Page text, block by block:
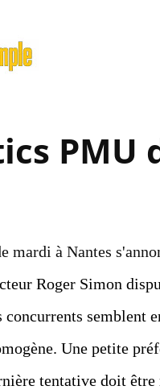
PMU
mardi à Nantes
Roger Simon
semblent
Une petite
tentative doit